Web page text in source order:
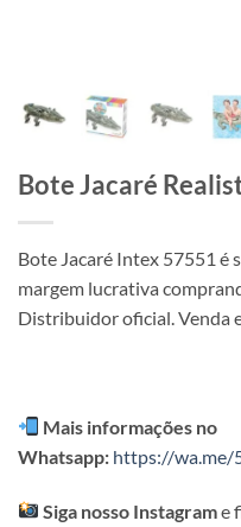
Bote Jacaré
Bote Jacaré Intex 57551 é
margem lucrativa
Distribuidor oficial. Venda
Mais informações no
Whatsapp: https://wa.me/
Siga nosso Instagrame